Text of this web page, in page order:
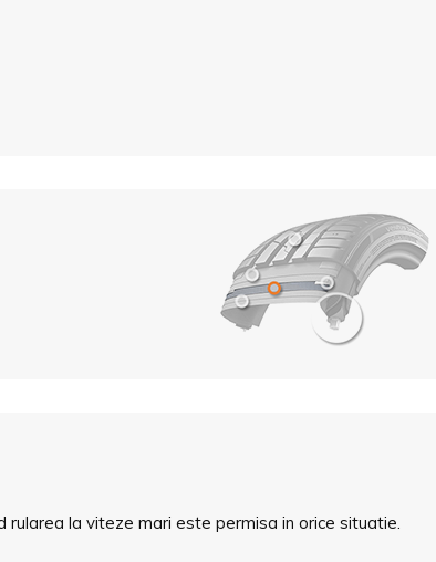
la viteze mari este permisa in orice situatie.